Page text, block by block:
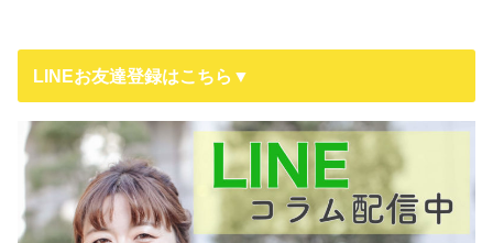
LINEお友達登録はこちら▼